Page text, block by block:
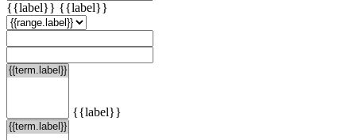
{{label}} {{label}}
{{label}}